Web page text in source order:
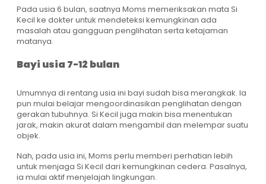
Pada usia 6 bulan, saatnya Moms memeriksakan mata Si
Kecil ke dokter untuk mendeteksi kemungkinan ada
masalah atau gangguan penglihatan serta ketajaman
matanya.
Bayi usia 7-12 bulan
Umumnya di rentang usia ini bayi sudah bisa merangkak. Ia
pun mulai belajar mengoordinasikan penglihatan dengan
gerakan tubuhnya. Si Kecil juga makin bisa menentukan
jarak, makin akurat dalam mengambil dan melempar suatu
objek.
Nah, pada usia ini, Moms perlu memberi perhatian lebih
untuk menjaga Si Kecil dari kemungkinan cedera. Pasalnya,
ia mulai aktif menjelajah lingkungan.